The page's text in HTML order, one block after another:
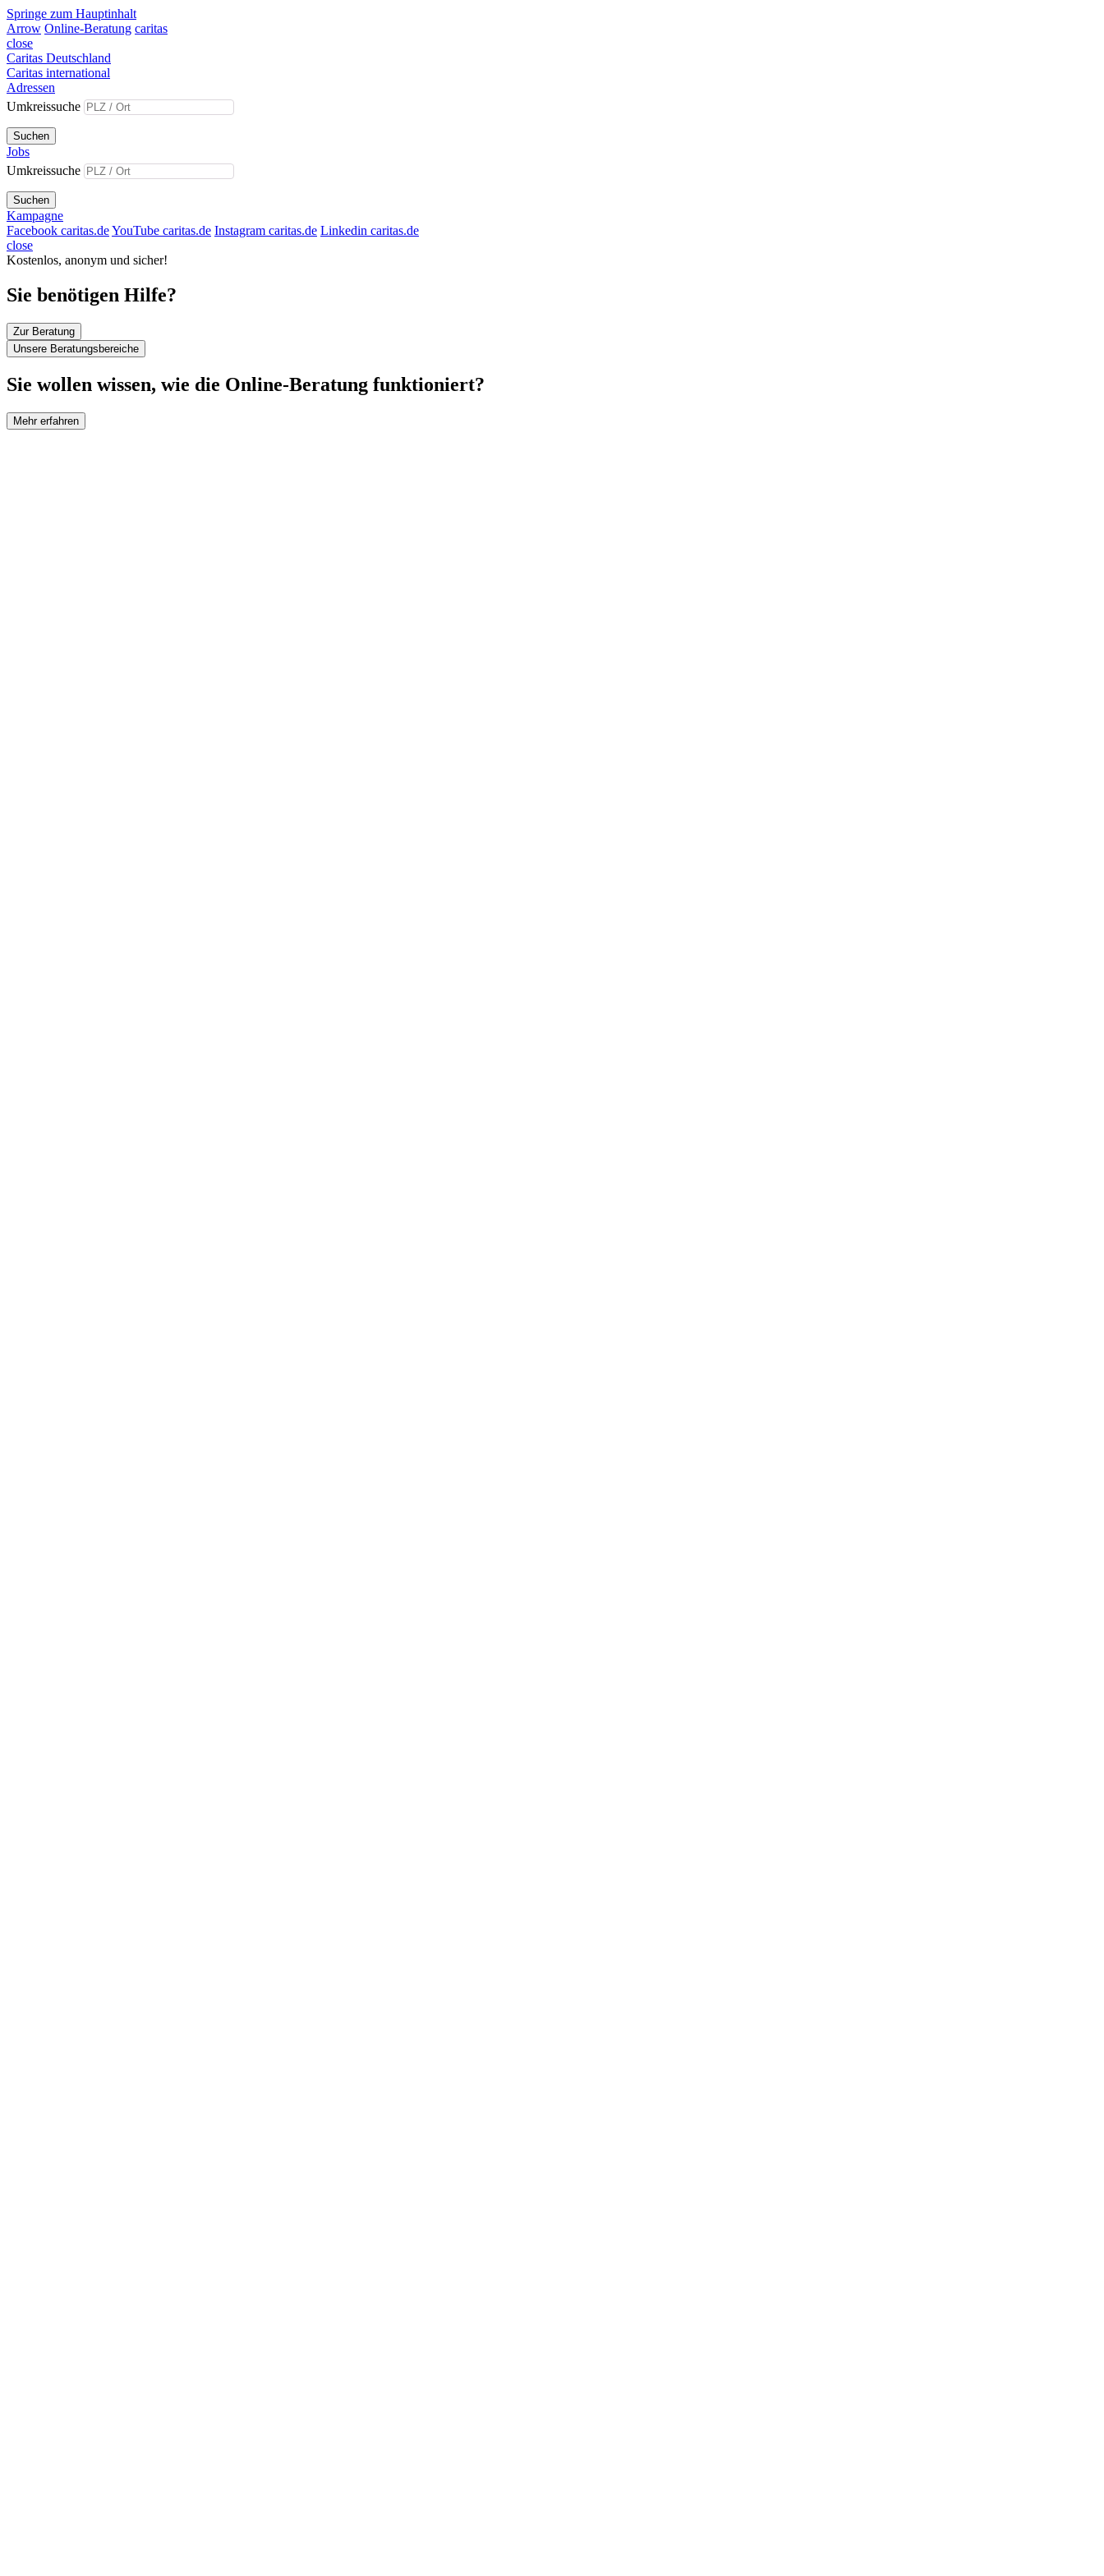
Springe zum Hauptinhalt
Arrow Online-Beratung caritas
close
Caritas Deutschland
Caritas international
Adressen
Umkreissuche
Suchen
Jobs
Umkreissuche
Suchen
Kampagne
Facebook caritas.deYouTube caritas.de Instagram caritas.de Linkedin caritas.de
close
Kostenlos, anonym und sicher!
Sie benötigen Hilfe?
Zur Beratung
Unsere Beratungsbereiche
Sie wollen wissen, wie die Online-Beratung funktioniert?
Mehr erfahren